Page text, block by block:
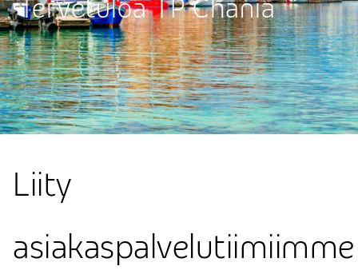
Tervetuloa TP Chania
Liity
asiakaspalvelutiimiimme